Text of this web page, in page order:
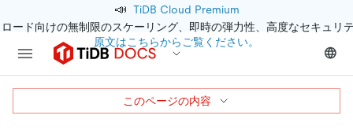
📣 TiDB Cloud Premium
ード向けの無制限のスケーリング、即時の弾力性、高度なセキュリ
原文はこちらからご覧ください。
このページの内容